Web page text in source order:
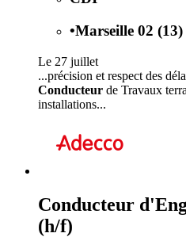
•Marseille 02 (13)
Le 27 juillet
...précision et respect des
Conducteur de Travaux
installations...
Conducteur
(h/f)